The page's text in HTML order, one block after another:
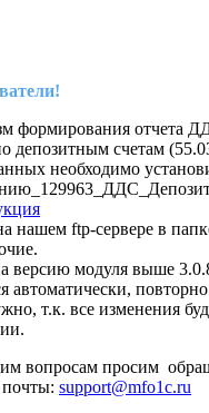
формирования отчета
депозитным счетам
необходимо
нашем ftp-сервере в
версию модуля выше
автоматически,
т.к. все изменения
вопросам просим
почты: support@mfo1c.ru